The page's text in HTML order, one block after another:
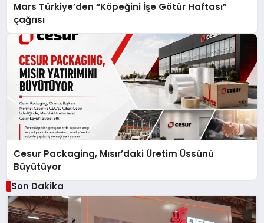
Mars Türkiye’den “Köpeğini İşe Götür Haftası”
çağrısı
Cesur Packaging, Mısır’daki Üretim Üssünü
Büyütüyor
Son Dakika